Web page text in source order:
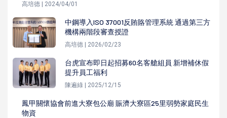
高培德 | 2024/04/01
中鋼導入ISO 37001反賄賂管理系統 通過第三方
機構兩階段審查授證
高培德 | 2026/02/23
台虎宣布即日起招募60名客艙組員 新增補休假
提升員工福利
陳遍綠 | 2025/12/15
鳳甲關懷協會前進大寮包公廟 賑濟大寮區25里弱勢家庭民生
物資